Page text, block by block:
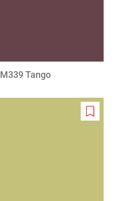
M339 Tango
Add